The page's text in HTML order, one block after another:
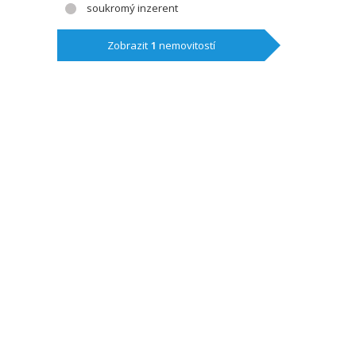
soukromý inzerent
Zobrazit 1 nemovitostí